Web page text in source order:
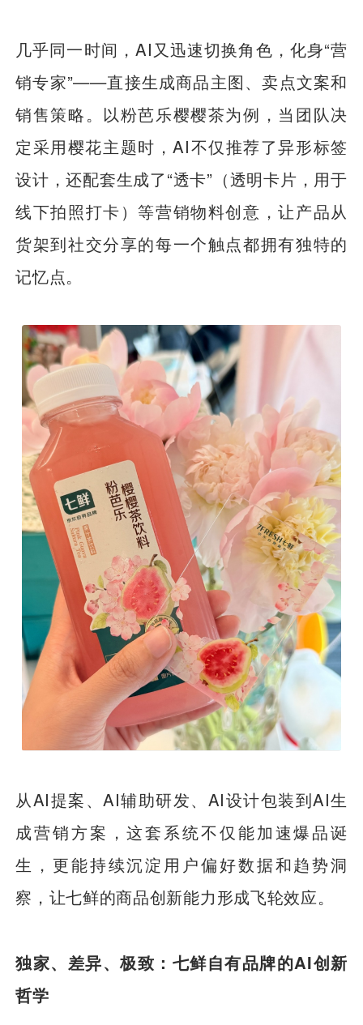
几乎同一时间，AI又迅速切换角色，化身“营
销专家”——直接生成商品主图、卖点文案和
销售策略。以粉芭乐樱樱茶为例，当团队决
定采用樱花主题时，AI不仅推荐了异形标签
设计，还配套生成了“透卡”（透明卡片，用于
线下拍照打卡）等营销物料创意，让产品从
货架到社交分享的每一个触点都拥有独特的
记忆点。
从AI提案、AI辅助研发、AI设计包装到AI生
成营销方案，这套系统不仅能加速爆品诞
生，更能持续沉淀用户偏好数据和趋势洞
察，让七鲜的商品创新能力形成飞轮效应。
独家、差异、极致：七鲜自有品牌的AI创新
哲学